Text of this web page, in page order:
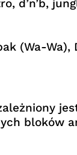
d’n’b,
(Wa-
bloków